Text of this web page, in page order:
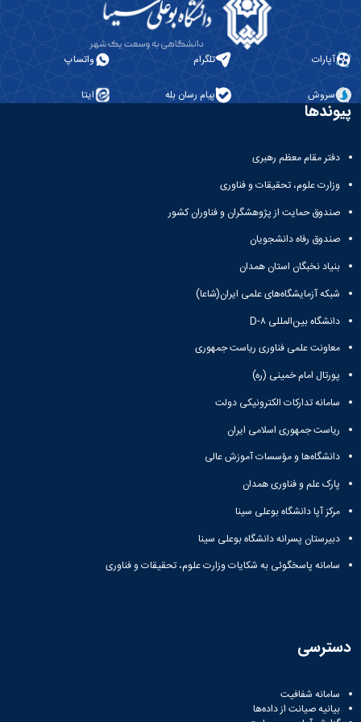
دانشجویی
فرهنگی
آپارات تلگرام واتساپ
سروش پیام رسان بله ایتا
پیوندها
دفتر مقام معظم رهبری
وزارت علوم، تحقیقات و فناوری
صندوق حمایت از پژوهشگران و فناوران کشور
صندوق رفاه دانشجویان
بنیاد نخبگان استان همدان
شبکه آزمایشگاه‌های علمی ایران(شاعا)
دانشگاه بین‌المللی D-۸
معاونت علمی فناوری ریاست جمهوری
پورتال امام خمینی (ره)
سامانه تدارکات الکترونیکی دولت
ریاست جمهوری اسلامی ایران
دانشگاه‌ها و مؤسسات آموزش عالی
پارک علم و فناوری همدان
مرکز آپا دانشگاه بوعلی سینا
دبیرستان پسرانه دانشگاه بوعلی سینا
سامانه پاسخگوئی به شکایات وزارت علوم، تحقیقات و فناوری
دسترسی
سامانه شفافیت
بیانیه صیانت از داده‌ها